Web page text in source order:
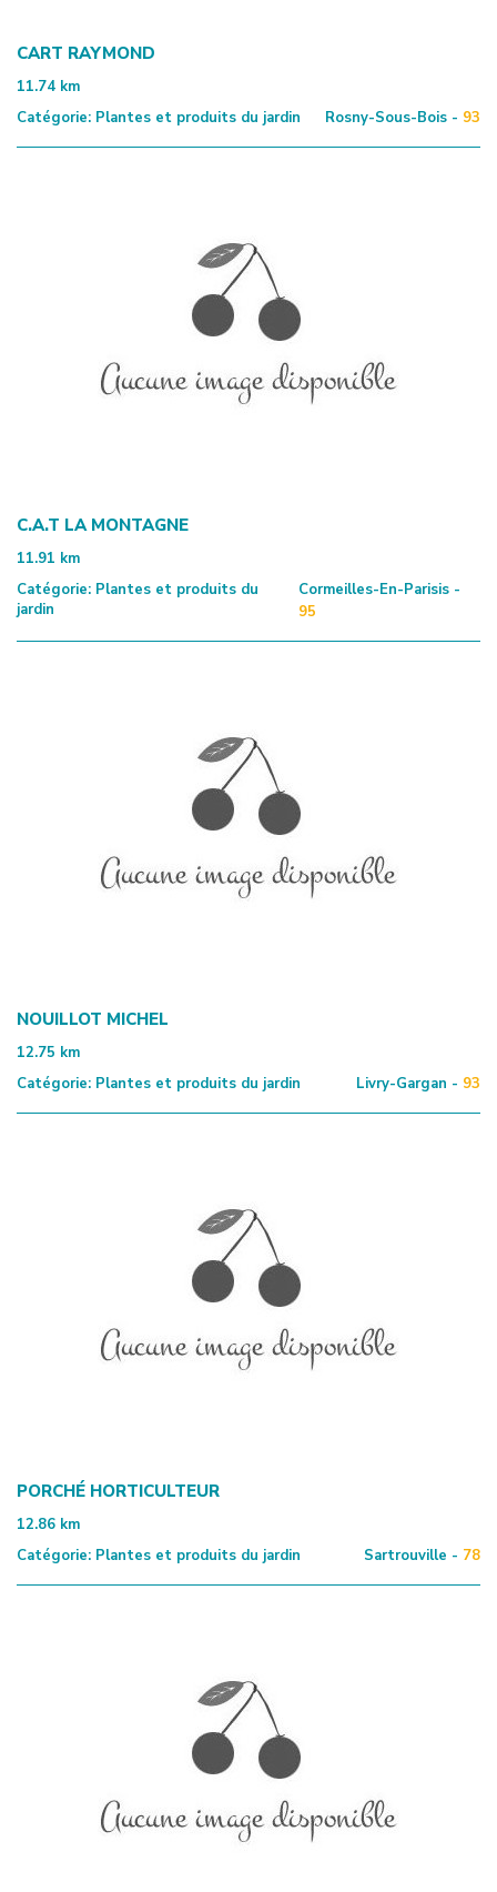
CART RAYMOND
11.74 km
Catégorie: Plantes et produits du jardin Rosny-Sous-Bois - 93
C.A.T LA MONTAGNE
11.91 km
Catégorie: Plantes et produits du
jardin
Cormeilles-En-Parisis -
95
NOUILLOT MICHEL
12.75 km
Catégorie: Plantes et produits du jardin Livry-Gargan - 93
PORCHÉ HORTICULTEUR
12.86 km
Catégorie: Plantes et produits du jardin Sartrouville - 78